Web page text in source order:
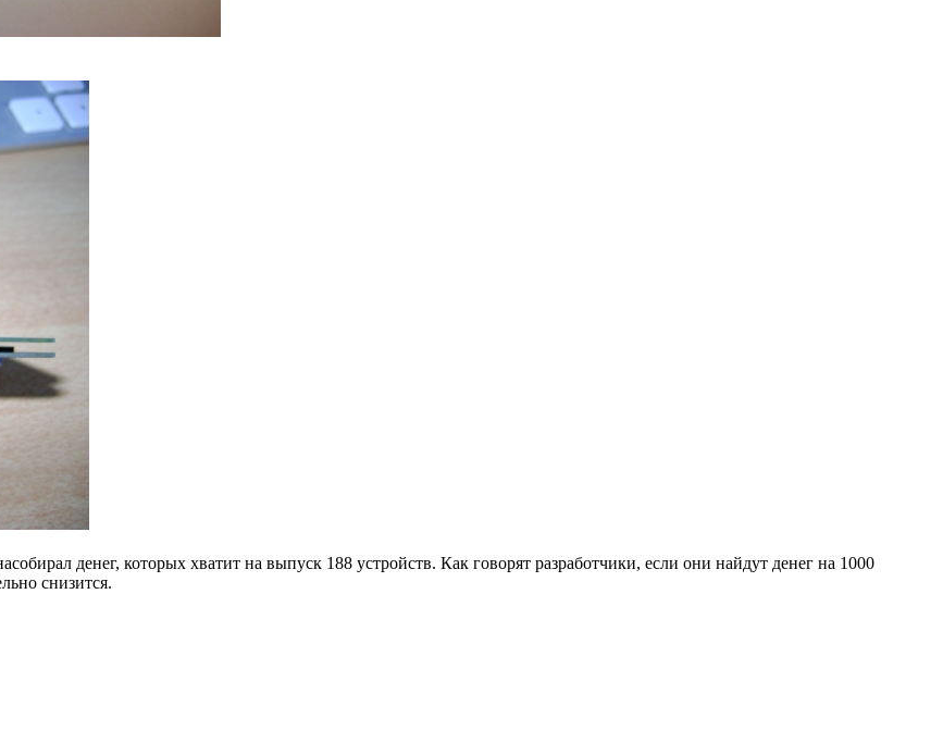
денег, которых хватит на выпуск 188 устройств. Как говорят разработчики, если они найдут денег на 1000
снизится.